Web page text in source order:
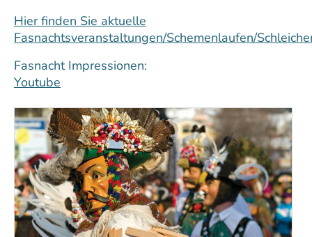
Hier finden Sie aktuelle
Fasnachtsveranstaltungen/Schemenlaufen/
Fasnacht Impressionen:
Youtube